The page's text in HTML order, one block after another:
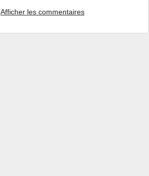
Afficher les commentaires